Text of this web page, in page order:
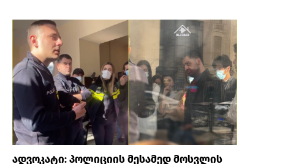
ადვოკატი: პოლიციის მესამედ მოსვლის